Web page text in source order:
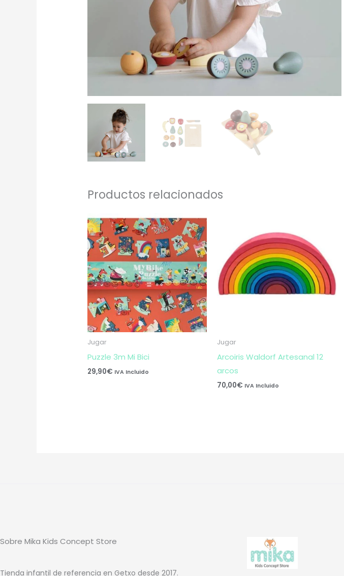
Productos relacionados
Jugar
Puzzle 3m Mi Bici
29,90€ IVA Incluido
Jugar
Arcoiris Waldorf Artesanal 12
arcos
70,00€ IVA Incluido
Sobre Mika Kids Concept Store
Tienda infantil de referencia en Getxo desde 2017.